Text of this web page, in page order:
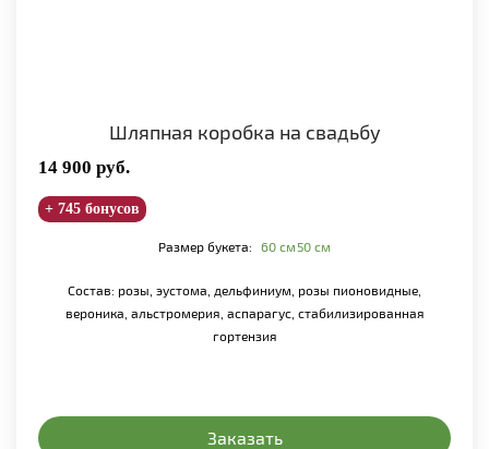
Шляпная коробка на свадьбу
14 900 руб.
+ 745 бонусов
Размер букета: 60 см 50 см
Состав: розы, эустома, дельфиниум, розы пионовидные,
вероника, альстромерия, аспарагус, стабилизированная
гортензия
Заказать